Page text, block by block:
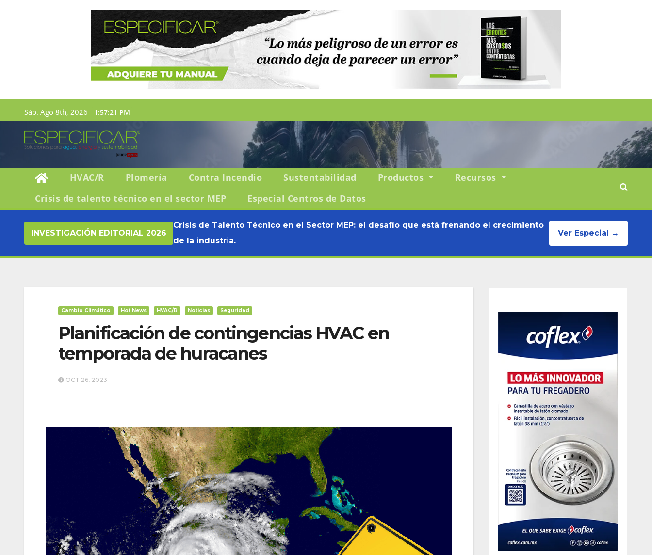
Sáb. Ago 8th, 2026 1:57:22 PM
HVAC/R Plomería Contra Incendio Sustentabilidad Productos
Recursos
Crisis de talento técnico en el sector MEP
Especial Centros de Datos
INVESTIGACIÓN EDITORIAL 2026
Crisis de Talento Técnico en el Sector MEP: el desafío que está frenando el crecimiento
de la industria.
Ver Especial →
Cambio Climático Hot News HVAC/R Noticias Seguridad
Planificación de contingencias HVAC en
temporada de huracanes
OCT 26, 2023